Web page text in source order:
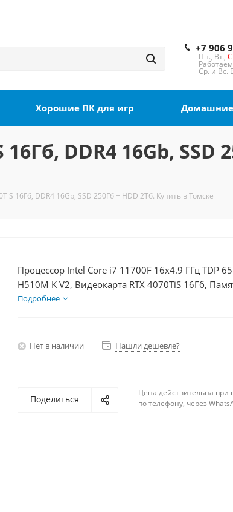
+7 906
Пн., Вт.,
Ср. и Вс.
Хорошие ПК для игр
DDR4 16Gb, SSD
16Гб, DDR4 16Gb, SSD 250Гб + HDD 2Тб. Купить в Томске
Процессор Intel Core i7 11700F 16x4.9 ГГц TDP
H510M K V2, Видеокарта RTX 4070TiS 16Гб,
+ HDD 2Тб, БП 750Вт
Подробнее
Нет в наличии Нашли дешевле?
Поделиться
Цена действительна при
по телефону, через